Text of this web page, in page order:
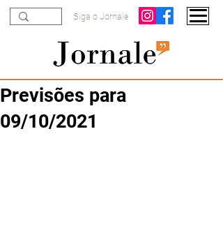
Siga o Jornale
Previsões para
09/10/2021